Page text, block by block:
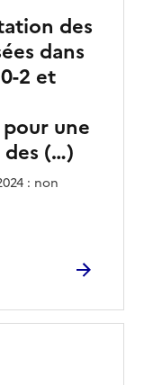
des
dans
2 et
une
(…)
: non